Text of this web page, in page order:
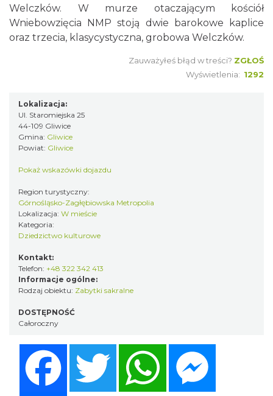
Welczków. W murze otaczającym kościół
Wniebowzięcia NMP stoją dwie barokowe kaplice
oraz trzecia, klasycystyczna, grobowa Welczków.
Zauważyłeś błąd w treści? ZGŁOŚ
Wyświetlenia: 1292
Lokalizacja:
Ul. Staromiejska 25
44-109 Gliwice
Gmina: Gliwice
Powiat: Gliwice
Pokaż wskazówki dojazdu
Region turystyczny:
Górnośląsko-Zagłębiowska Metropolia
Lokalizacja: W mieście
Kategoria:
Dziedzictwo kulturowe
Kontakt:
Telefon: +48 322 342 413
Informacje ogólne:
Rodzaj obiektu: Zabytki sakralne
DOSTĘPNOŚĆ
Całoroczny
Twitter WhatsApp